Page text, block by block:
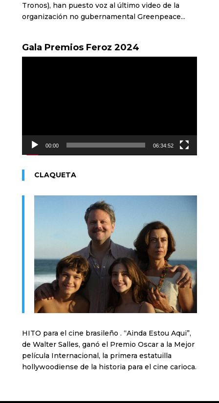
Tronos), han puesto voz al último video de la
organización no gubernamental Greenpeace...
Gala Premios Feroz 2024
00:00 06:34:52
CLAQUETA
HITO para el cine brasileño . “Ainda Estou Aqui”,
de Walter Salles, ganó el Premio Oscar a la Mejor
película Internacional, la primera estatuilla
hollywoodiense de la historia para el cine carioca.